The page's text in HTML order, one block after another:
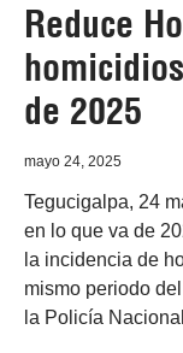
Reduce
de 2025
mayo 24, 2025
Tegucigalpa, 24
en lo que va de
la incidencia de
mismo periodo
la Policía